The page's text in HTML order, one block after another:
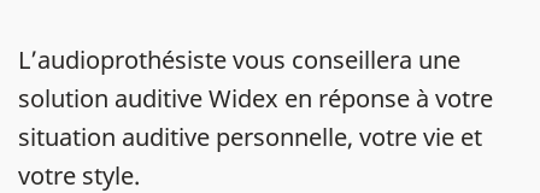
L’audioprothésiste vous conseillera une
solution auditive Widex en réponse à votre
situation auditive personnelle, votre vie et
votre style.